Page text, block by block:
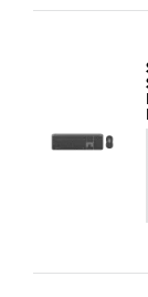
toetsenbord
plastic van
leven te